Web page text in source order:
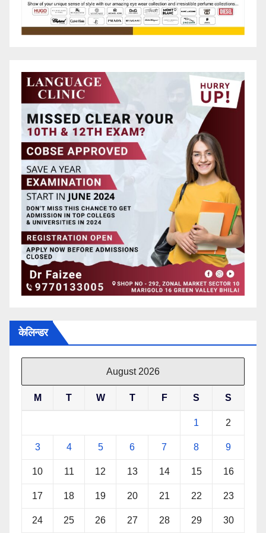
केलिन्डर
August 2026
M T W T F S S
1 2
3 4 5 6 7 8 9
10 11 12 13 14 15 16
17 18 19 20 21 22 23
24 25 26 27 28 29 30